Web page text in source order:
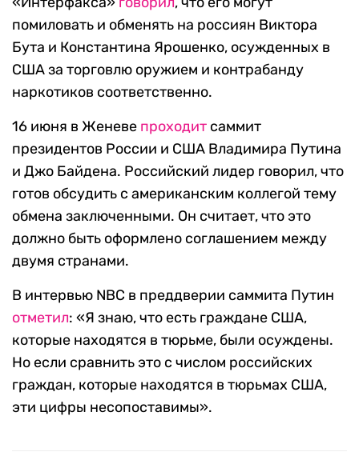
помиловать и обменять на россиян Виктора
Бута и Константина Ярошенко, осужденных в
США за торговлю оружием и контрабанду
наркотиков соответственно.
16 июня в Женеве проходит саммит
президентов России и США Владимира Путина
и Джо Байдена. Российский лидер говорил, что
готов обсудить с американским коллегой тему
обмена заключенными. Он считает, что это
должно быть оформлено соглашением между
двумя странами.
В интервью NBC в преддверии саммита Путин
отметил: «Я знаю, что есть граждане США,
которые находятся в тюрьме, были осуждены.
Но если сравнить это с числом российских
граждан, которые находятся в тюрьмах США,
эти цифры несопоставимы».